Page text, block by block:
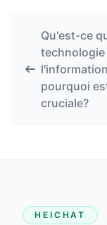
Qu'est-ce
technologie
pourquoi
cruciale?
HEICHAT